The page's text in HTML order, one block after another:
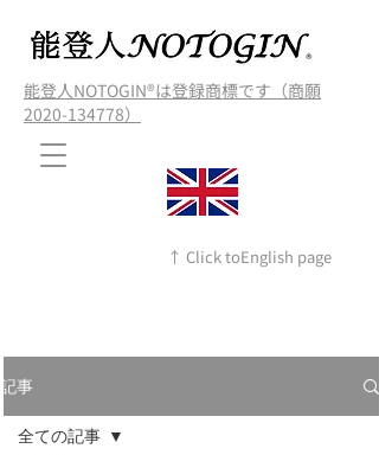
能登人NOTOGIN®️は登録商標です（商願
2020-134778）
↑ Click toEnglish page
記事
全ての記事